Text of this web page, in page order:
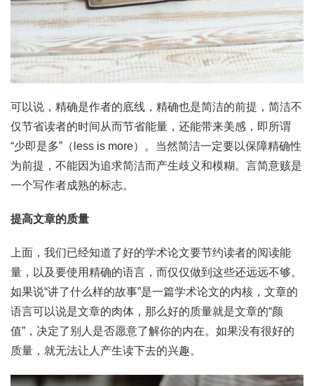
可以说，精确是作者的底线，精确也是简洁的前提，简洁不
仅节省读者的时间从而节省能量，还能带来美感，即所谓
“少即是多”（less is more）。当然简洁一定要以保障精确性
为前提，不能因为追求简洁而产生歧义和模糊。言简意赅是
一个写作者成熟的标志。
提高文章的质量
上面，我们已经知道了好的学术论文要节约读者的阅读能
量，以及要使用精确的语言，而仅仅做到这些还远远不够。
如果说“讲了什么样的故事”是一篇学术论文的内核，文章的
语言可以说是文章的肉体，那么好的质量就是文章的“颜
值”，决定了别人是否愿意了解你的内在。如果没有很好的
质量，就无法让人产生读下去的兴趣。